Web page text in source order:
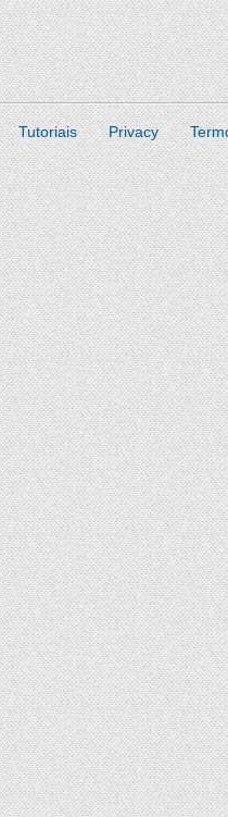
Tutoriais Privacy